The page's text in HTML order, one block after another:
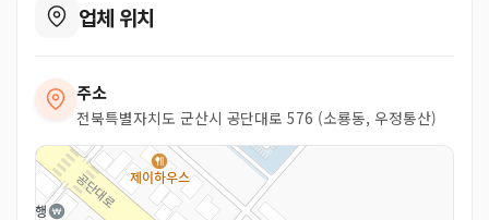
업체 위치
주소
전북특별자치도 군산시 공단대로 576 (소룡동, 우정통산)